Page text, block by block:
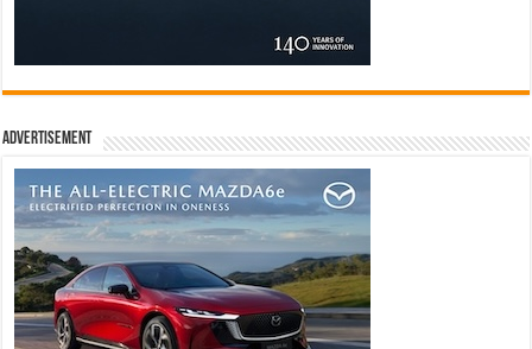
Advertisement